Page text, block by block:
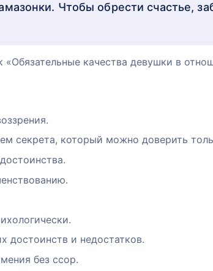
Чтобы обрести счастье,
«Обязательные качества девушки в
секрета, который можно доверить
достоинств и недостатков.
без ссор.